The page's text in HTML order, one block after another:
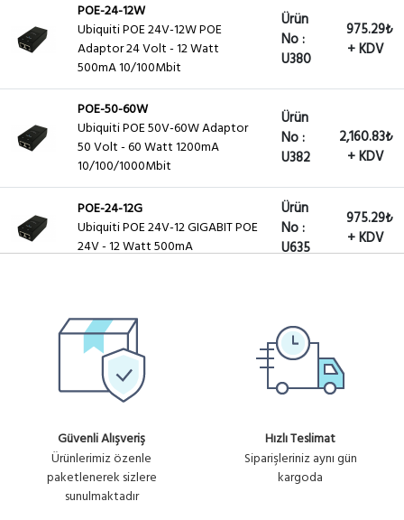
POE-24-12W
Ubiquiti POE 24V-12W POE
Adaptor 24 Volt - 12 Watt
500mA 10/100Mbit
Ürün
No :
U380
975.29₺
+ KDV
POE-50-60W
Ubiquiti POE 50V-60W Adaptor
50 Volt - 60 Watt 1200mA
10/100/1000Mbit
Ürün
No :
U382
2,160.83₺
+ KDV
POE-24-12G
Ubiquiti POE 24V-12 GIGABIT POE
24V - 12 Watt 500mA
Ürün
No :
U635
975.29₺
+ KDV
48 Volt - 24 Watt 500mA Gigabit
U620
POE-48-24W
Ubiquiti POE 48V-24W Adaptor
10/100Mbit
Ürün
No :
POE-24-24G
Ubiquiti POE 24V-24 Gigabit POE
Ürün
No :
Güvenli Alışveriş
Ürünlerimiz özenle
paketlenerek sizlere
sunulmaktadır
Hızlı Teslimat
Siparişleriniz aynı gün
kargoda